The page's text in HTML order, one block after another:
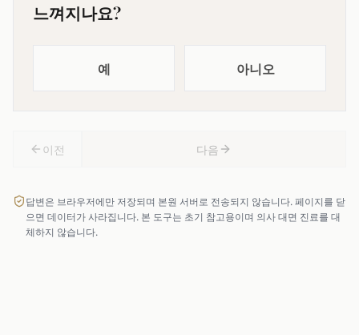
느껴지나요?
예 아니오
이전 다음
답변은 브라우저에만 저장되며 본원 서버로 전송되지 않습니다. 페이지를 닫
으면 데이터가 사라집니다. 본 도구는 초기 참고용이며 의사 대면 진료를 대
체하지 않습니다.